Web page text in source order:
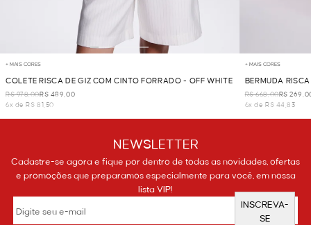
+ MAIS CORES
COLETE RISCA DE GIZ COM CINTO FORRADO - OFF WHITE
R$ 978,00R$ 489,00
6x de R$ 81,50
+ MAIS CORES
BERMUDA
R$ 668,00R$
6x de R$ 44,83
NEWSLETTER
Cadastre-se agora e fique por dentro de todas as novidades, ofertas
e promoções que preparamos especialmente para você, em nossa
lista VIP!
INSCREVA-
SE